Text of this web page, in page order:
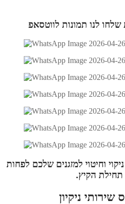
לנו תמונות לווטסאפ
וחיטוי למזגנים שלכם לפחות
תחילת הקיץ.
ניקיון